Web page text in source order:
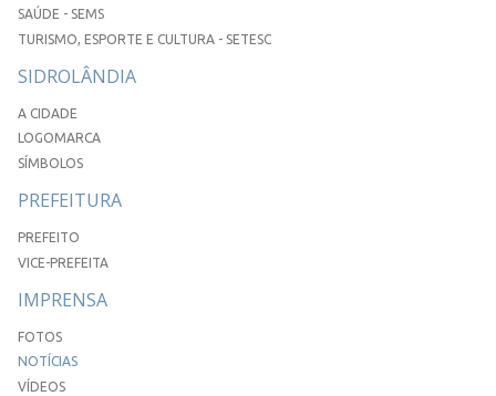
SAÚDE - SEMS
TURISMO, ESPORTE E CULTURA - SETESC
SIDROLÂNDIA
A CIDADE
LOGOMARCA
SÍMBOLOS
PREFEITURA
PREFEITO
VICE-PREFEITA
IMPRENSA
FOTOS
NOTÍCIAS
VÍDEOS